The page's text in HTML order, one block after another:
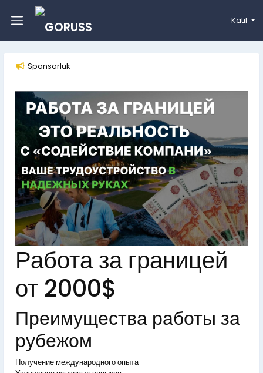
Katıl
Sponsorluk
Работа за границей
от 2000$
Преимущества работы за
рубежом
Получение международного опыта